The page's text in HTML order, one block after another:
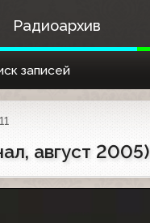
Радиоархив
записей
август 2005)